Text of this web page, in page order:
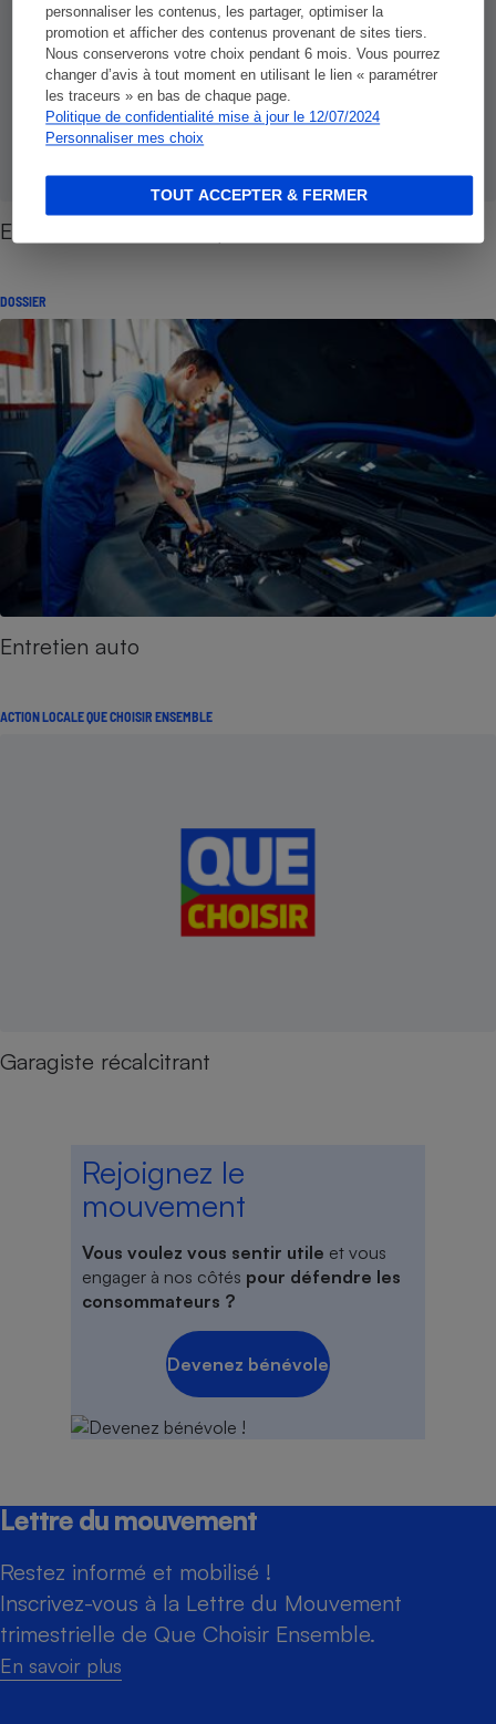
personnaliser les contenus, les partager, optimiser la
promotion et afficher des contenus provenant de sites tiers.
Nous conserverons votre choix pendant 6 mois. Vous pourrez
changer d’avis à tout moment en utilisant le lien « paramétrer
les traceurs » en bas de chaque page.
Politique de confidentialité mise à jour le 12/07/2024
Personnaliser mes choix
TOUT ACCEPTER & FERMER
Entretien auto - Pourquoi est-ce si cher
DOSSIER
Entretien auto
ACTION LOCALE QUE CHOISIR ENSEMBLE
Garagiste récalcitrant
Rejoignez le
mouvement
Vous voulez vous sentir utile et vous
engager à nos côtés pour défendre les
consommateurs ?
Devenez bénévole
Lettre du mouvement
Restez informé et mobilisé !
Inscrivez-vous à la Lettre du Mouvement
trimestrielle de Que Choisir Ensemble.
En savoir plus